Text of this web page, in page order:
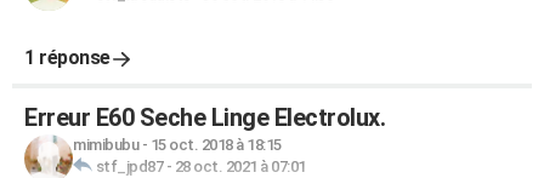
1 réponse
Erreur E60 Seche Linge Electrolux.
mimibubu- 15 oct. 2018 à 18:15
stf_jpd87- 28 oct. 2021 à 07:01